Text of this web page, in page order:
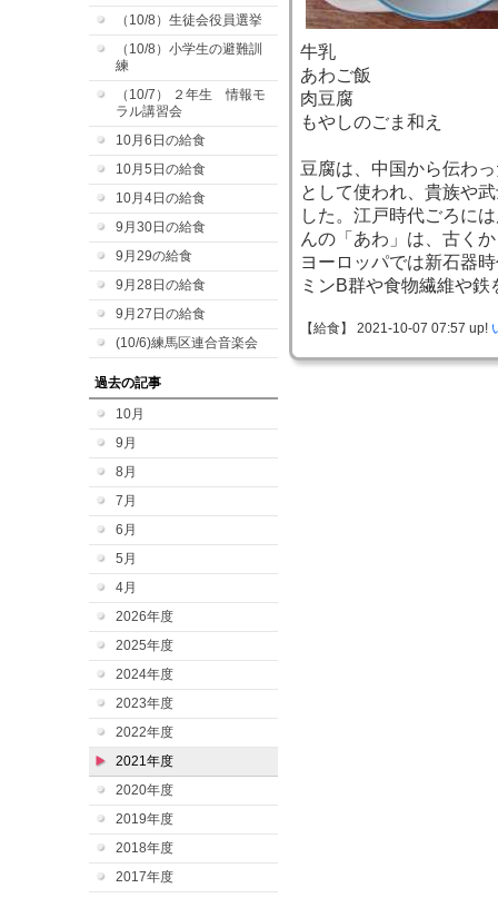
（10/8）生徒会役員選挙
（10/8）小学生の避難訓
練
（10/7） ２年生 情報モ
ラル講習会
10月6日の給食
10月5日の給食
10月4日の給食
9月30日の給食
9月29の給食
9月28日の給食
9月27日の給食
(10/6)練馬区連合音楽会
過去の記事
10月
9月
8月
7月
6月
5月
4月
2026年度
2025年度
2024年度
2023年度
2022年度
2021年度
2020年度
2019年度
2018年度
2017年度
牛乳
あわご飯
肉豆腐
もやしのごま和え
豆腐は、中国から伝わ
として使われ、貴族や
した。江戸時代ごろに
んの「あわ」は、古く
ヨーロッパでは新石器
ミンB群や食物繊維や
【給食】 2021-10-07 07:57 up!